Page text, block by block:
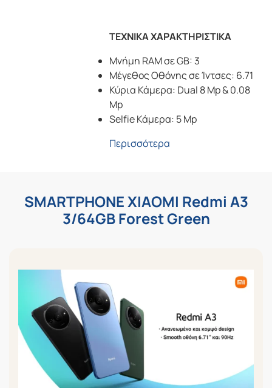
ΤΕΧΝΙΚΑ ΧΑΡΑΚΤΗΡΙΣΤΙΚΑ
Μνήμη RAM σε GB: 3
Μέγεθος Οθόνης σε Ίντσες: 6.71
Κύρια Κάμερα: Dual 8 Mp & 0.08
Mp
Selfie Κάμερα: 5 Mp
Περισσότερα
SMARTPHONE XIAOMI Redmi A3
3/64GB Forest Green